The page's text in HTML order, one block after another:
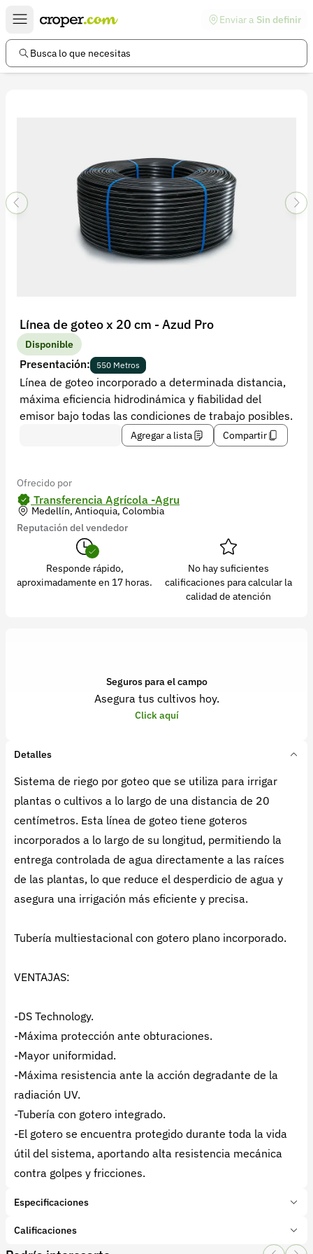
Enviar a Sin definir
Busca lo que necesitas
Línea de goteo x 20 cm - Azud Pro
Disponible
Presentación: 550 Metros
Línea de goteo incorporado a determinada distancia,
máxima eficiencia hidrodinámica y fiabilidad del
emisor bajo todas las condiciones de trabajo posibles.
Agregar a lista Compartir
Ofrecido por
Transferencia Agrícola -Agru
Medellín, Antioquia, Colombia
Reputación del vendedor
Responde rápido,
aproximadamente en 17 horas.
No hay suficientes
calificaciones para calcular la
calidad de atención
Seguros para el campo
Asegura tus cultivos hoy.
Click aquí
Detalles
Sistema de riego por goteo que se utiliza para irrigar
plantas o cultivos a lo largo de una distancia de 20
centímetros. Esta línea de goteo tiene goteros
incorporados a lo largo de su longitud, permitiendo la
entrega controlada de agua directamente a las raíces
de las plantas, lo que reduce el desperdicio de agua y
asegura una irrigación más eficiente y precisa.
Tubería multiestacional con gotero plano incorporado.
VENTAJAS:
-DS Technology.
-Máxima protección ante obturaciones.
-Mayor uniformidad.
-Máxima resistencia ante la acción degradante de la
radiación UV.
-Tubería con gotero integrado.
-El gotero se encuentra protegido durante toda la vida
útil del sistema, aportando alta resistencia mecánica
contra golpes y fricciones.
Especificaciones
Marca:
Azud PRO
Calificaciones
Enlaces de interés
Preguntas frecuentes
Términos y condiciones
Política de devoluciones
Política de privacidad
Recuperar contraseña
Contacto
Soporte
+57 323 2931928
Versión 5.45.0
Síguenos